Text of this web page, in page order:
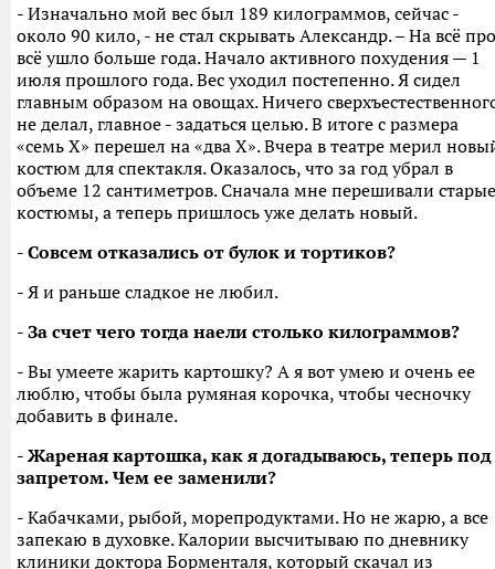
- Изначально мой вес был 189 килограммов, сейчас -
около 90 кило, - не стал скрывать Александр. – На всё про
всё ушло больше года. Начало активного похудения — 1
июля прошлого года. Вес уходил постепенно. Я сидел
главным образом на овощах. Ничего
не делал, главное - задаться целью. В итоге с размера
«семь Х» перешел на «два Х». Вчера в театре мерил
костюм для спектакля. Оказалось, что за год убрал в
объеме 12 сантиметров. Сначала мне перешивали старые
костюмы, а теперь пришлось уже делать новый.
- Совсем отказались от булок и тортиков?
- Я и раньше сладкое не любил.
- За счет чего тогда наели столько килограммов?
- Вы умеете жарить картошку? А я вот умею и очень ее
люблю, чтобы была румяная корочка, чтобы чесночку
добавить в финале.
- Жареная картошка, как я догадываюсь, теперь под
запретом. Чем ее заменили?
- Кабачками, рыбой, морепродуктами. Но не жарю, а все
запекаю в духовке. Калории высчитываю по дневнику
клиники доктора Борменталя, который скачал из